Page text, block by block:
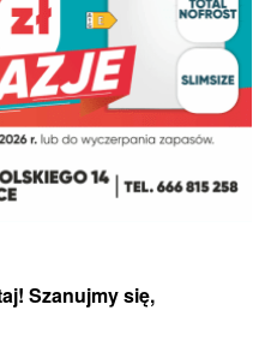
Szanujmy się,